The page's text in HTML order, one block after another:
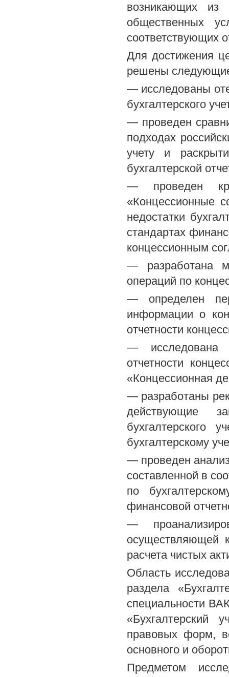
возникающих из
общественных
соответствующих
Для достижения
решены
— исследованы
бухгалтерского
— проведен
подходах
учету и
бухгалтерской
— проведен
«Концессионные
недостатки
стандартах
концессионным
— разработана
операций по
— определен
информации о
отчетности
— исследована
отчетности
«Концессионная
— разработаны
действующие
бухгалтерскому
— проведен
составленной в
по
финансовой
—
осуществляющей
расчета чистых
Область
раздела
специальности
«Бухгалтерский
правовых форм,
основного и
Предметом